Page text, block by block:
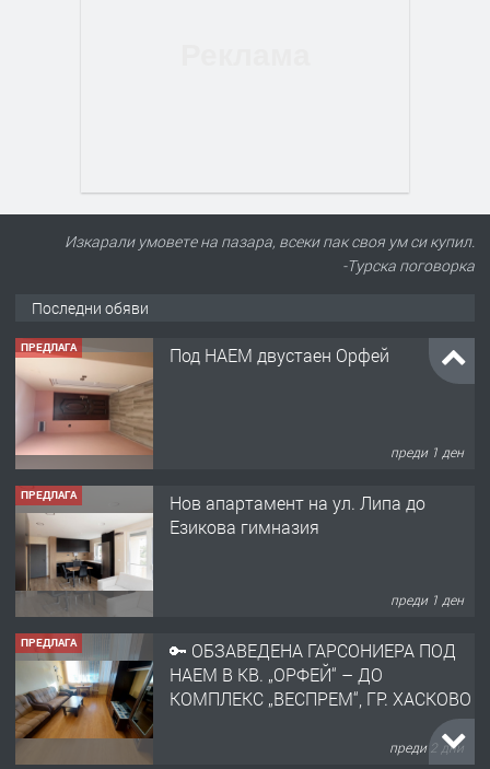
Изкарали умовете на пазара, всеки пак своя ум си купил.
-Турска поговорка
Последни обяви
ПРЕДЛАГА Под НАЕМ двустаен Орфей
преди 1 ден
ПРЕДЛАГА
Нов апартамент на ул. Липа до
Езикова гимназия
преди 1 ден
ПРЕДЛАГА
🔑 ОБЗАВЕДЕНА ГАРСОНИЕРА ПОД
НАЕМ В КВ. „ОРФЕЙ“ – ДО
КОМПЛЕКС „ВЕСПРЕМ“, ГР. ХАСКОВО
преди 2 дни